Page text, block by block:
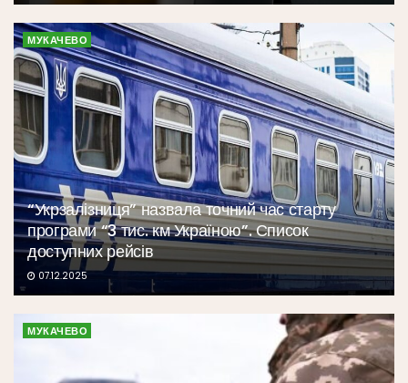
МУКАЧЕВО
“Укрзалізниця” назвала точний час старту
програми “3 тис. км Україною”. Список
доступних рейсів
07.12.2025
МУКАЧЕВО